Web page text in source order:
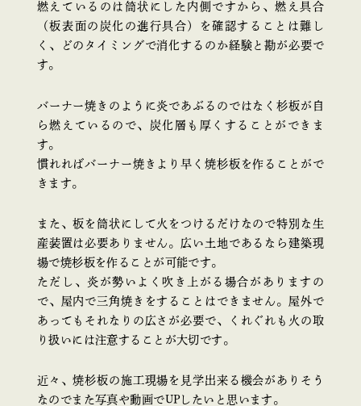
燃えているのは筒状にした内側ですから、燃え具合
（板表面の炭化の進行具合）を確認することは難し
く、どのタイミングで消化するのか経験と勘が必要で
す。
バーナー焼きのように炎であぶるのではなく杉板が自
ら燃えているので、炭化層も厚くすることができま
す。
慣れればバーナー焼きより早く焼杉板を作ることがで
きます。
また、板を筒状にして火をつけるだけなので特別な生
産装置は必要ありません。広い土地であるなら建築現
場で焼杉板を作ることが可能です。
ただし、炎が勢いよく吹き上がる場合がありますの
で、屋内で三角焼きをすることはできません。屋外で
あってもそれなりの広さが必要で、くれぐれも火の取
り扱いには注意することが大切です。
近々、焼杉板の施工現場を見学出来る機会がありそう
なのでまた写真や動画でUPしたいと思います。